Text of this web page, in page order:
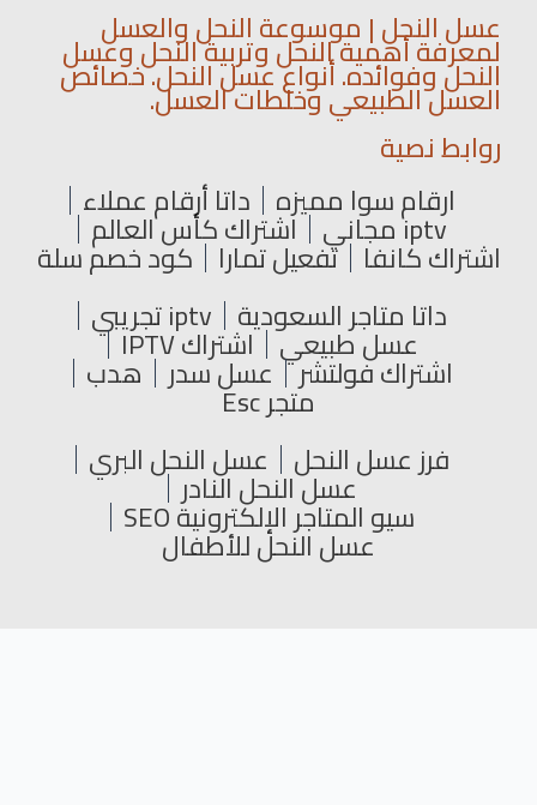
عسل النحل | موسوعة النحل والعسل
لمعرفة أهمية النحل وتربية النحل وعسل
النحل وفوائده. أنواع عسل النحل. خصائص
العسل الطبيعي وخلطات العسل.
روابط نصية
ارقام سوا مميزه داتا أرقام عملاء
iptv مجاني اشتراك كأس العالم
اشتراك كانفا تفعيل تمارا كود خصم سلة
داتا متاجر السعودية iptv تجريبي
عسل طبيعي اشتراك IPTV
اشتراك فولتشر عسل سدر هدب
متجر Esc
فرز عسل النحل عسل النحل البري
عسل النحل النادر
سيو المتاجر الإلكترونية SEO
عسل النحل للأطفال